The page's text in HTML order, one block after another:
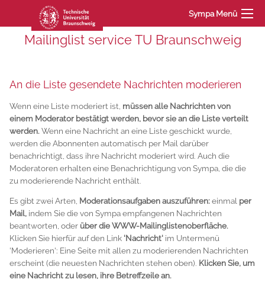
Sympa Menü
Mailinglist service TU Braunschweig
An die Liste gesendete Nachrichten moderieren
Wenn eine Liste moderiert ist, müssen alle Nachrichten von
einem Moderator bestätigt werden, bevor sie an die Liste verteilt
werden. Wenn eine Nachricht an eine Liste geschickt wurde,
werden die Abonnenten automatisch per Mail darüber
benachrichtigt, dass ihre Nachricht moderiert wird. Auch die
Moderatoren erhalten eine Benachrichtigung von Sympa, die die
zu moderierende Nachricht enthält.
Es gibt zwei Arten, Moderationsaufgaben auszuführen:einmal per
Mail, indem Sie die von Sympa empfangenen Nachrichten
beantworten, oder über die WWW-Mailinglistenoberfläche.
Klicken Sie hierfür auf den Link 'Nachricht' im Untermenü
'Moderieren': Eine Seite mit allen zu moderierenden Nachrichten
erscheint (die neuesten Nachrichten stehen oben). Klicken Sie, um
eine Nachricht zu lesen, ihre Betreffzeile an.